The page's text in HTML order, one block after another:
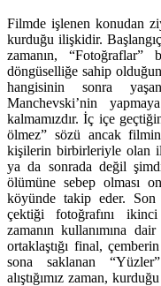
Filmde işlenen konudan
kurduğu ilişkidir.
zamanın, “Fotoğraflar”
döngüselliğe sahip
hangisinin sonra
Manchevski’nin
kalmamızdır. İç içe
ölmez” sözü ancak
kişilerin birbirleriyle olan
ya da sonrada değil
ölümüne sebep olması
köyünde takip eder. Son
çektiği fotoğrafını
zamanın kullanımına
ortaklaştığı final,
sona saklanan
alıştığımız zaman,